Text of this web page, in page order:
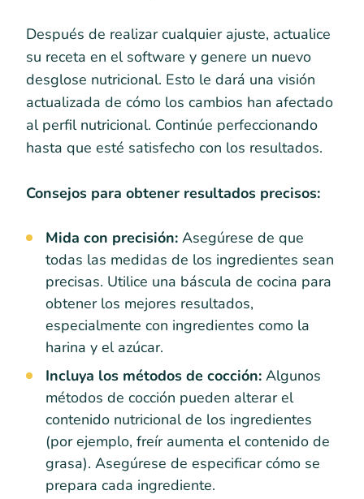
Después de realizar cualquier ajuste, actualice
su receta en el software y genere un nuevo
desglose nutricional. Esto le dará una visión
actualizada de cómo los cambios han afectado
al perfil nutricional. Continúe perfeccionando
hasta que esté satisfecho con los resultados.
Consejos para obtener resultados precisos:
Mida con precisión: Asegúrese de que
todas las medidas de los ingredientes sean
precisas. Utilice una báscula de cocina para
obtener los mejores resultados,
especialmente con ingredientes como la
harina y el azúcar.
Incluya los métodos de cocción: Algunos
métodos de cocción pueden alterar el
contenido nutricional de los ingredientes
(por ejemplo, freír aumenta el contenido de
grasa). Asegúrese de especificar cómo se
prepara cada ingrediente.